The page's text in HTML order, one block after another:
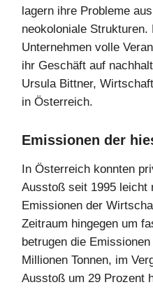
lagern ihre Probleme
neokoloniale
Unternehmen volle
ihr Geschäft auf
Ursula Bittner,
in Österreich.
Emissionen der
In Österreich konnten
Ausstoß seit 1995 leicht
Emissionen der
Zeitraum hingegen um
betrugen die
Millionen Tonnen, im
Ausstoß um 29 Prozent